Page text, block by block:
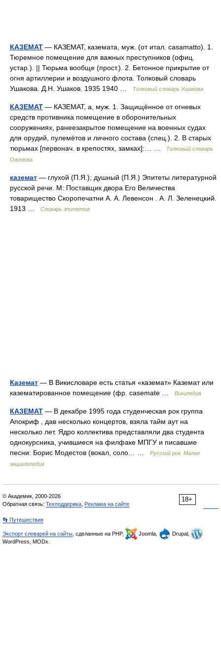
КАЗЕМАТ — КАЗЕМАТ, каземата, муж. (от итал. casamatto). 1.
Тюремное помещение для важных преступников (офиц.
устар.). || Тюрьма вообще (прост.). 2. Бетонное прикрытие от
огня артиллерии и воздушного флота. Толковый словарь
Ушакова. Д.Н. Ушаков. 1935 1940 …
Толковый словарь Ушакова
КАЗЕМАТ — КАЗЕМАТ, а, муж. 1. Защищённое от огневых
средств противника помещение в оборонительных
сооружениях, ранеезакрытое помещение на военных судах
для орудий, пулемётов и личного состава (спец.). 2. В старых
тюрьмах [первонач. в крепостях, замках]:… …
Толковый словарь
Ожегова
каземат — глухой (П.Я.); душный (П.Я.) Эпитеты литературной
русской речи. М: Поставщик двора Его Величества
товарищество Скоропечатни А. А. Левенсон . А. Л. Зеленецкий.
1913 …
Словарь эпитетов
Каземат — В Викисловаре есть статья «каземат» Каземат или
казематированное помещение (фр. casemate …
Википедия
КАЗЕМАТ — В декабре 1995 года студенческая рок группа
Апокриф , дав несколько концертов, взяла тайм аут на
несколько лет. Ядро коллектива представляли два студента
однокурсника, учившиеся на филфаке МПГУ и писавшие
песни: Борис Модестов (вокал, соло… …
Русский рок. Малая
энциклопедия
18+
© Академик, 2000-2026
Обратная связь: Техподдержка Реклама на сайте
👣 Путешествия
Экспорт словарей на сайты , сделанные на PHP, Joomla,
Drupal,
WordPress, MODx.